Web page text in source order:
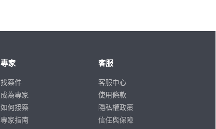
專家
找案件
成為專家
如何接案
專家指南
客服
客服中心
使用條款
隱私權政策
信任與保障